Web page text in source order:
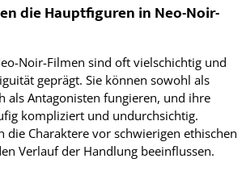
die Hauptfiguren in Neo-Noir-
Noir-Filmen sind oft vielschichtig und
geprägt. Sie können sowohl als
als Antagonisten fungieren, und ihre
kompliziert und undurchsichtig.
die Charaktere vor schwierigen ethischen
Verlauf der Handlung beeinflussen.